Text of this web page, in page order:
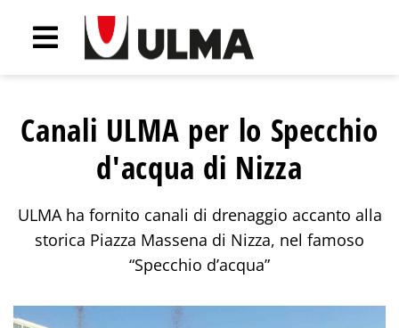
Canali ULMA per lo Specchio
d'acqua di Nizza
ULMA ha fornito canali di drenaggio accanto alla
storica Piazza Massena di Nizza, nel famoso
“Specchio d’acqua”